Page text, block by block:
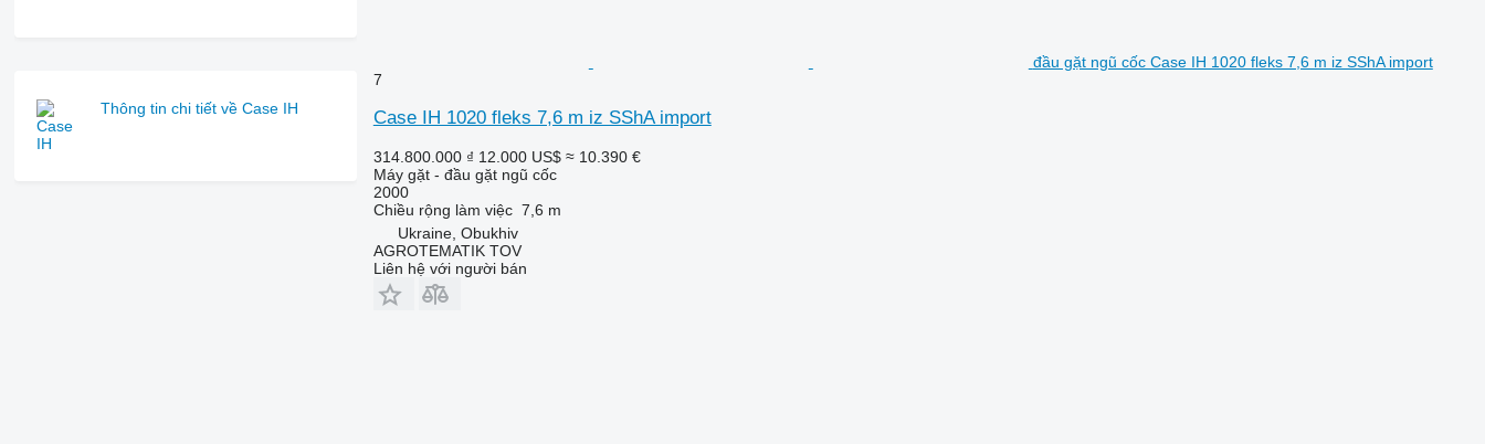
Thông tin chi tiết về Case IH
đầu gặt ngũ cốc Case IH 1020 fleks 7,6 m iz SShA import
7
Case IH 1020 fleks 7,6 m iz SShA import
314.800.000 ₫ 12.000 US$ ≈ 10.390 €
Máy gặt - đầu gặt ngũ cốc
2000
Chiều rộng làm việc 7,6 m
Ukraine, Obukhiv
AGROTEMATIK TOV
Liên hệ với người bán